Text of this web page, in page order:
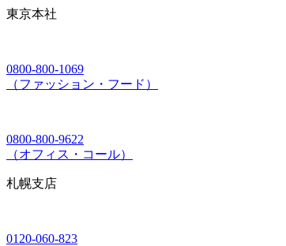
東京本社
0800-800-1069
（ファッション・フード）
0800-800-9622
（オフィス・コール）
札幌支店
0120-060-823